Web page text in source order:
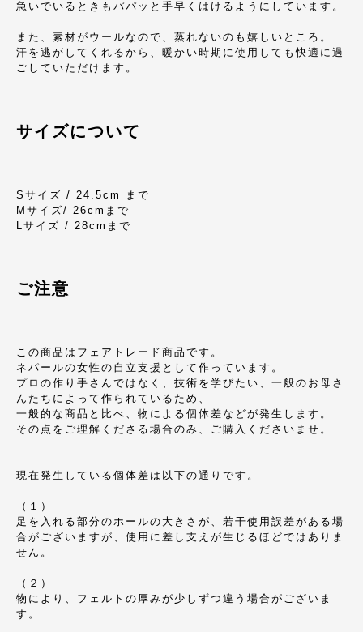
急いでいるときもパパッと手早くはけるようにしています。
また、素材がウールなので、蒸れないのも嬉しいところ。
汗を逃がしてくれるから、暖かい時期に使用しても快適に過
ごしていただけます。
サイズについて
Sサイズ / 24.5cm まで
Mサイズ/ 26cmまで
Lサイズ / 28cmまで
ご注意
この商品はフェアトレード商品です。
ネパールの女性の自立支援として作っています。
プロの作り手さんではなく、技術を学びたい、一般のお母さ
んたちによって作られているため、
一般的な商品と比べ、物による個体差などが発生します。
その点をご理解くださる場合のみ、ご購入くださいませ。
現在発生している個体差は以下の通りです。
（１）
足を入れる部分のホールの大きさが、若干使用誤差がある場
合がございますが、使用に差し支えが生じるほどではありま
せん。
（２）
物により、フェルトの厚みが少しずつ違う場合がございま
す。